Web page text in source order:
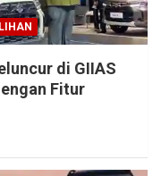
di GIIAS
Fitur